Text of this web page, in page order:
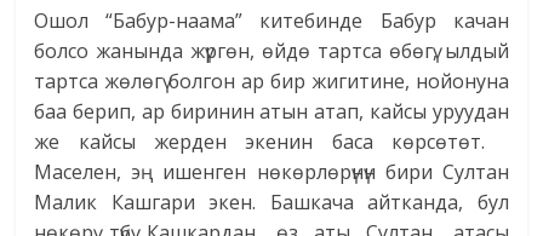
Ошол “Бабур-наама” китебинде Бабур качан
болсо жанында жүргөн, өйдө тартса өбөгү, ылдый
тартса жөлөгү болгон ар бир жигитине, нойонуна
баа берип, ар биринин атын атап, кайсы уруудан
же кайсы жерден экенин баса көрсөтөт.
Маселен, эң ишенген нөкөрлөрүнүн бири Султан
Малик Кашгари экен. Башкача айтканда, бул